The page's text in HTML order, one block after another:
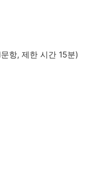
항, 제한 시간 15분)